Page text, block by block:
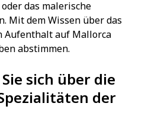
das malerische
Mit dem Wissen über das
Aufenthalt auf Mallorca
abstimmen.
sich über die
der